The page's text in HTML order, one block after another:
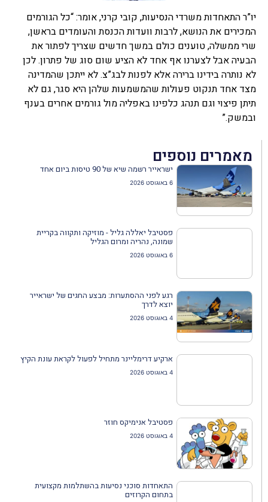
יו”ר התאחדות משרדי הנסיעות, קובי קרני, אומר: “כל הגורמים
המכירים את הנושא, לרבות וועדות הכנסת והעומדים בראשן,
שרי ממשלה, טוענים כולם במשך חדשים שצריך לפתור את
הבעיה אבל לצערנו אף אחד לא הציע שום סוג של פתרון. לכן
לא נותרה בידינו ברירה אלא לפנות לבג”צ. לא ייתכן שהמדינה
מצד אחד תנקוט פעולות שהמשמעות שלהן היא סגר, גם לא
תיתן פיצוי וגם תנהג כלפינו באפליה מול גורמים אחרים בענף
ובמשק.”
מאמרים נוספים
ישראייר רשמה שיא של 90 טיסות ביום אחד
6 באוגוסט 2026
פסטיבל יאללה גליל - מוזיקה ותקווה בקריית
שמונה, נהריה ומרום הגליל
6 באוגוסט 2026
רגע לפני ההסתערות: מבצע החגים של ישראייר
יוצא לדרך
4 באוגוסט 2026
ארקיע דרימליינר מתחיל לפעול לקראת עונת הקיץ
4 באוגוסט 2026
פסטיבל אנימיקס חוזר
4 באוגוסט 2026
התאחדות סוכני נסיעות בהשתלמות מקצועית
בתחום הקרוזים